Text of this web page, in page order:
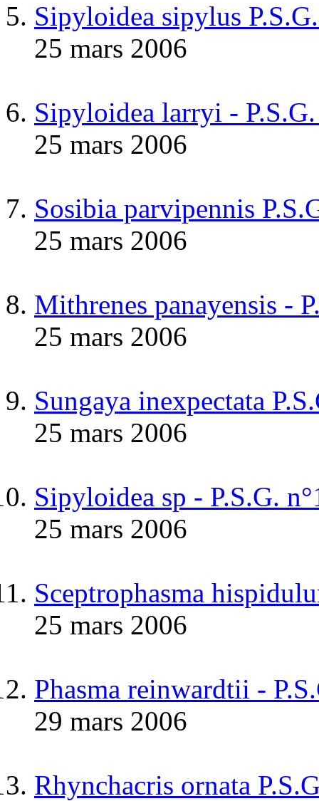
Sipyloidea sipylus
25 mars 2006
Sipyloidea larryi -
25 mars 2006
Sosibia parvipennis
25 mars 2006
Mithrenes panayensis -
25 mars 2006
Sungaya inexpectata
25 mars 2006
Sipyloidea sp - P.S.G.
25 mars 2006
Sceptrophasma
25 mars 2006
Phasma reinwardtii -
29 mars 2006
Rhynchacris ornata